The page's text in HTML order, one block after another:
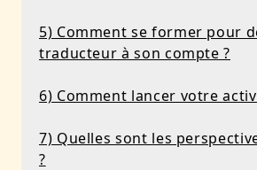
5) Comment se former pour
traducteur à son compte ?
6) Comment lancer votre
7) Quelles sont les
?